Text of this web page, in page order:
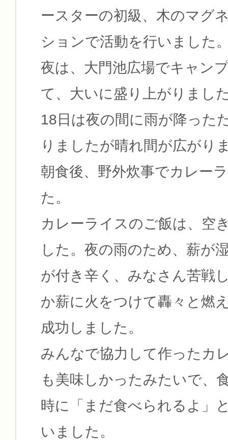
ースターの初級、木のマグ
ションで活動を行いました
夜は、大門池広場でキャン
て、大いに盛り上がりまし
18日は夜の間に雨が降った
りましたが晴れ間が広がり
朝食後、野外炊事でカレー
た。
カレーライスのご飯は、空
した。夜の雨のため、薪が
が付き辛く、みなさん苦戦
か薪に火をつけて轟々と燃
成功しました。
みんなで協力して作ったカ
も美味しかったみたいで、
時に「まだ食べられるよ」
いました。